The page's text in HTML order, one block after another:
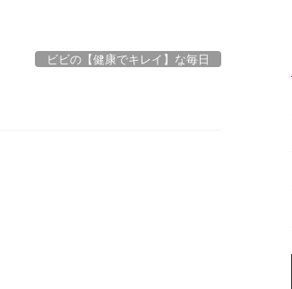
ビビの【健康でキレイ】な毎日